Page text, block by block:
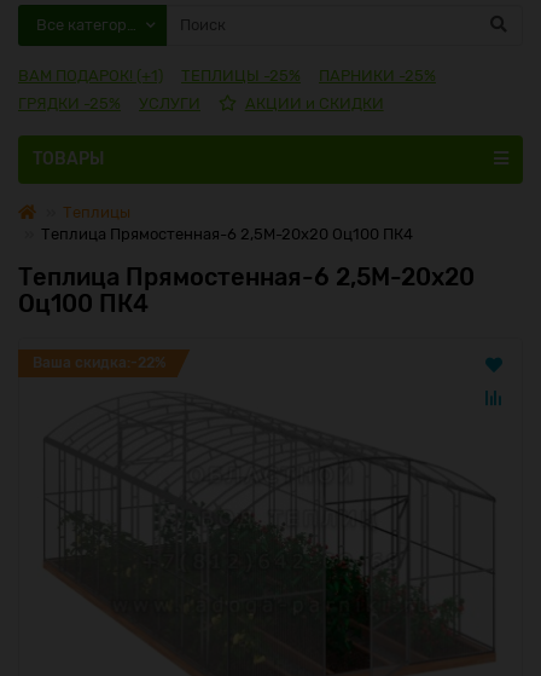
Все категории
ВАМ ПОДАРОК! (+1) ТЕПЛИЦЫ -25%
ПАРНИКИ -25%
ГРЯДКИ -25%
УСЛУГИ АКЦИИ и СКИДКИ
ТОВАРЫ
Теплицы
Теплица Прямостенная-6 2,5М-20х20 Оц100 ПК4
Теплица Прямостенная-6 2,5М-20х20
Оц100 ПК4
Ваша скидка:-22%